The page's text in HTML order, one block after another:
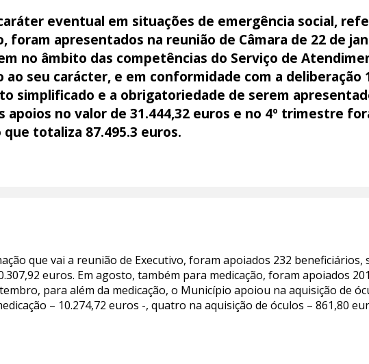
eventual em situações de emergência social,
foram apresentados na reunião de Câmara de 22 de
no âmbito das competências do Serviço de
ao seu carácter, e em conformidade com a deliberação
simplificado e a obrigatoriedade de serem
no valor de 31.444,32 euros e no 4º trimestre
totaliza 87.495.3 euros.
que vai a reunião de Executivo, foram apoiados 232 beneficiários,
euros. Em agosto, também para medicação, foram apoiados
para além da medicação, o Município apoiou na aquisição de
– 10.274,72 euros -, quatro na aquisição de óculos – 861,80